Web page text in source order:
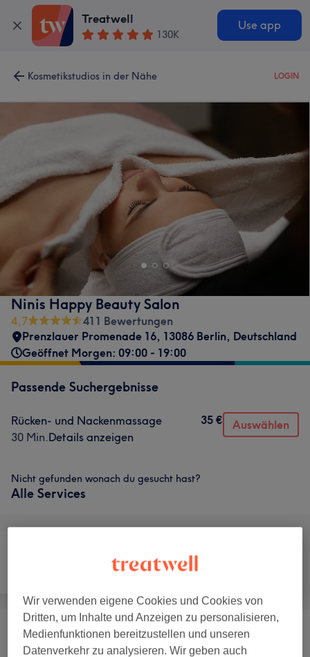
Treatwell
130K
Use app
Kosmetikstudios in der Nähe LOGIN
Ninis Happy Beauty Salon
4,7
411 Bewertungen
Prenzlauer Promenade 16, 13086 Berlin, Deutschland
Geöffnet Morgen: 09:00 - 19:00
Passende Suchergebnisse
Rücken- und Nackenmassage
30 Min.Details anzeigen
35 € Auswählen
Nicht gefunden wonach du gesucht hast?
Alle Services
Gesicht
Massagen (5) ab 10 €
Wir verwenden eigene Cookies und Cookies von
Dritten, um Inhalte und Anzeigen zu personalisieren,
Medienfunktionen bereitzustellen und unseren
Datenverkehr zu analysieren. Wir geben auch